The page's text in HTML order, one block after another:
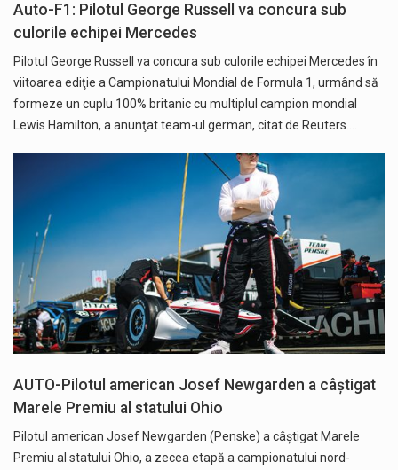
Auto-F1: Pilotul George Russell va concura sub
culorile echipei Mercedes
Pilotul George Russell va concura sub culorile echipei Mercedes în
viitoarea ediţie a Campionatului Mondial de Formula 1, urmând să
formeze un cuplu 100% britanic cu multiplul campion mondial
Lewis Hamilton, a anunţat team-ul german, citat de Reuters.…
AUTO-Pilotul american Josef Newgarden a câştigat
Marele Premiu al statului Ohio
Pilotul american Josef Newgarden (Penske) a câştigat Marele
Premiu al statului Ohio, a zecea etapă a campionatului nord-